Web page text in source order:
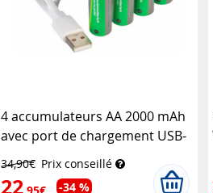
4 accumulateurs AA 2000 mAh
avec port de chargement USB-
34,90€ Prix conseillé
22 ,95€ -34 %